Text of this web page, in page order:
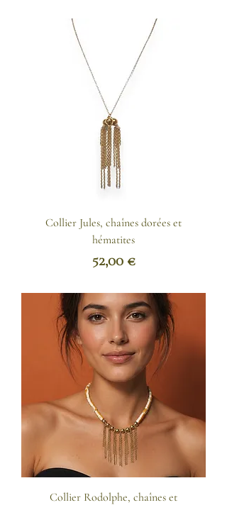
Collier Jules, chaînes dorées et
hématites
Prix
52,00 €
Collier Rodolphe, chaînes et